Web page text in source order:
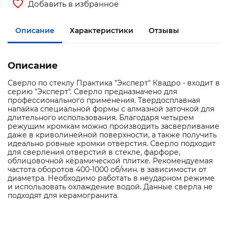
Добавить в избранное
Описание Характеристики Отзывы
Описание
Сверло по стеклу Практика "Эксперт" Квадро - входит в
серию "Эксперт". Сверло предназначено для
профессионального применения. Твердосплавная
напайка специальной формы с алмазной заточкой для
длительного использования. Благодаря четырем
режущим кромкам можно производить засверливание
даже в криволинейной поверхности, а также получить
идеально ровные кромки отверстия. Сверло подходит
для сверления отверстий в стекле, фарфоре,
облицовочной керамической плитке. Рекомендуемая
частота оборотов 400-1000 об/мин. в зависимости от
диаметра. Необходимо работать в неударном режиме
и использовать охлаждение водой. Данные сверла не
подходят для керамогранита.